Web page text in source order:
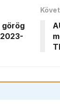
görög